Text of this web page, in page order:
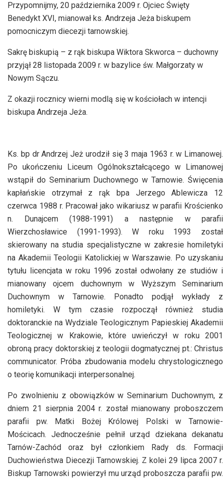
Przypomnijmy, 20 października 2009 r. Ojciec Święty
Benedykt XVI, mianował ks. Andrzeja Jeża biskupem
pomocniczym diecezji tarnowskiej.
Sakrę biskupią – z rąk biskupa Wiktora Skworca – duchowny
przyjął 28 listopada 2009 r. w bazylice św. Małgorzaty w
Nowym Sączu.
Z okazji rocznicy wierni modlą się w kościołach w intencji
biskupa Andrzeja Jeża.
Ks. bp dr Andrzej Jeż urodził się 3 maja 1963 r. w Limanowej.
Po ukończeniu Liceum Ogólnokształcącego w Limanowej
wstąpił do Seminarium Duchownego w Tarnowie. Święcenia
kapłańskie otrzymał z rąk bpa Jerzego Ablewicza 12
czerwca 1988 r. Pracował jako wikariusz w parafii Krościenko
n. Dunajcem (1988-1991) a następnie w parafii
Wierzchosławice (1991-1993). W roku 1993 został
skierowany na studia specjalistyczne w zakresie homiletyki
na Akademii Teologii Katolickiej w Warszawie. Po uzyskaniu
tytułu licencjata w roku 1996 został odwołany ze studiów i
mianowany ojcem duchownym w Wyższym Seminarium
Duchownym w Tarnowie. Ponadto podjął wykłady z
homiletyki. W tym czasie rozpoczął również studia
doktoranckie na Wydziale Teologicznym Papieskiej Akademii
Teologicznej w Krakowie, które uwieńczył w roku 2001
obroną pracy doktorskiej z teologii dogmatycznej pt.: Christus
communicator. Próba zbudowania modelu chrystologicznego
o teorię komunikacji interpersonalnej.
Po zwolnieniu z obowiązków w Seminarium Duchownym, z
dniem 21 sierpnia 2004 r. został mianowany proboszczem
parafii pw. Matki Bożej Królowej Polski w Tarnowie-
Mościcach. Jednocześnie pełnił urząd dziekana dekanatu
Tarnów-Zachód oraz był członkiem Rady ds. Formacji
Duchowieństwa Diecezji Tarnowskiej. Z kolei 29 lipca 2007 r.
Biskup Tarnowski powierzył mu urząd proboszcza parafii pw.